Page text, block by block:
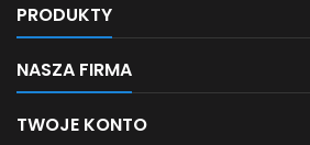
PRODUKTY
NASZA FIRMA
TWOJE KONTO